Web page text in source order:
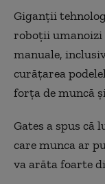
Giganții
roboții umanoizi
manuale,
curățarea
forța de muncă
Gates a spus că
care munca ar
va arăta foarte